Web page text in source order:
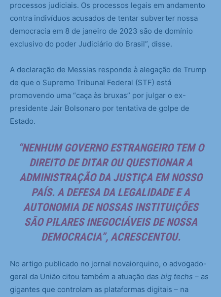
processos judiciais. Os processos legais em andamento
contra indivíduos acusados de tentar subverter nossa
democracia em 8 de janeiro de 2023 são de domínio
exclusivo do poder Judiciário do Brasil”, disse.
A declaração de Messias responde à alegação de Trump
de que o Supremo Tribunal Federal (STF) está
promovendo uma “caça às bruxas” por julgar o ex-
presidente Jair Bolsonaro por tentativa de golpe de
Estado.
“NENHUM GOVERNO ESTRANGEIRO TEM O
DIREITO DE DITAR OU QUESTIONAR A
ADMINISTRAÇÃO DA JUSTIÇA EM NOSSO
PAÍS. A DEFESA DA LEGALIDADE E A
AUTONOMIA DE NOSSAS INSTITUIÇÕES
SÃO PILARES INEGOCIÁVEIS DE NOSSA
DEMOCRACIA”, ACRESCENTOU.
No artigo publicado no jornal novaiorquino, o advogado-
geral da União citou também a atuação das big techs – as
gigantes que controlam as plataformas digitais – na